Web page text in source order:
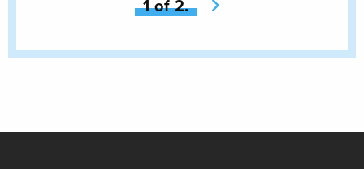
You're on page
1 of 2. Next page